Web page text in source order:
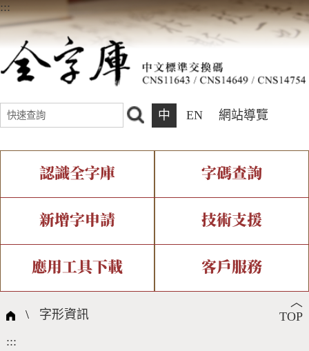
:::
中 EN 網站導覽
認識全字庫
全字庫介紹 全字庫現況
中文碼介紹 專有名詞介紹
國際字碼相關組織
字碼查詢
IDS查詢 部件查詢
複合查詢 注音查詢
筆畫查詢
新增字申請
新字申請處理流程
技術支援
字形即時顯示 造字解決方案
全字庫授權 轉碼Web Service
應用工具下載
個人電腦造字處理工具
客戶服務
問題集
︿
TOP
\ 字形資訊
:::